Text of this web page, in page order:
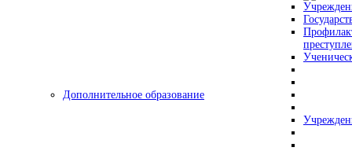
Дополнительное образование